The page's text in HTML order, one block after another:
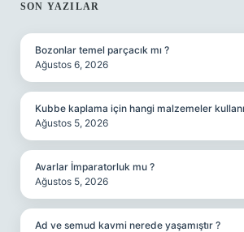
SIDEBAR
SON YAZILAR
Bozonlar temel parçacık mı ?
Ağustos 6, 2026
Kubbe kaplama için hangi malzemeler
Ağustos 5, 2026
Avarlar İmparatorluk mu ?
Ağustos 5, 2026
Ad ve semud kavmi nerede yaşamıştır ?